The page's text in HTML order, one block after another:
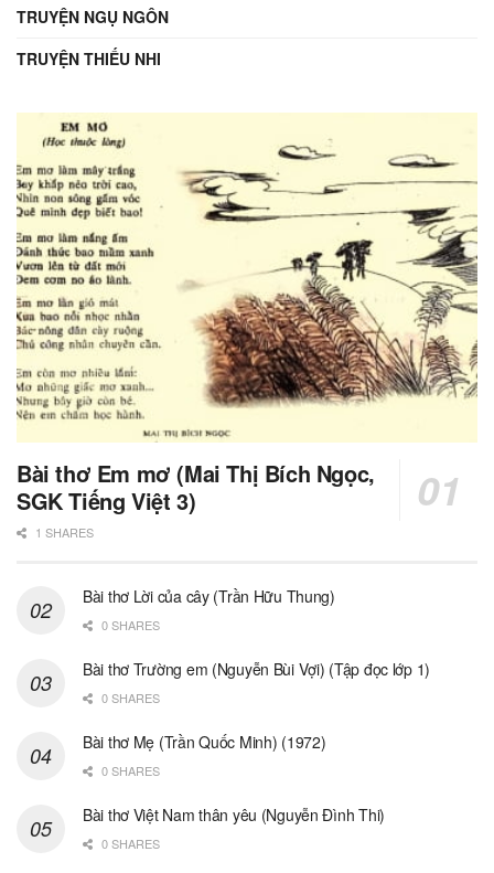
TRUYỆN NGỤ NGÔN
TRUYỆN THIẾU NHI
Bài thơ Em mơ (Mai Thị Bích Ngọc,
SGK Tiếng Việt 3)
1 SHARES
Bài thơ Lời của cây (Trần Hữu Thung)
0 SHARES
Bài thơ Trường em (Nguyễn Bùi Vợi) (Tập đọc lớp 1)
0 SHARES
Bài thơ Mẹ (Trần Quốc Minh) (1972)
0 SHARES
Bài thơ Việt Nam thân yêu (Nguyễn Đình Thi)
0 SHARES